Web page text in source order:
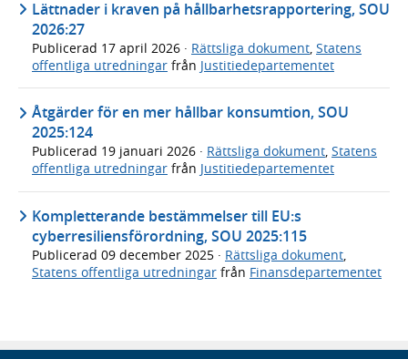
Lättnader i kraven på hållbarhetsrapportering, SOU
2026:27
Publicerad 17 april 2026 · Rättsliga dokument Statens
offentliga utredningar från Justitiedepartementet
Åtgärder för en mer hållbar konsumtion, SOU
2025:124
Publicerad 19 januari 2026 · Rättsliga dokument, Statens
offentliga utredningar från Justitiedepartementet
Kompletterande bestämmelser till EU:s
cyberresiliensförordning, SOU 2025:115
Publicerad 09 december 2025 · Rättsliga dokument,
Statens offentliga utredningar från Finansdepartementet